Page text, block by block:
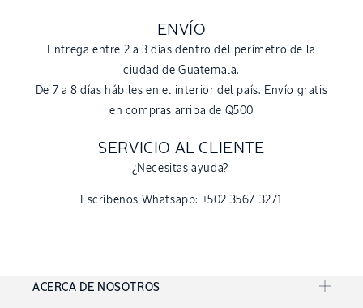
ENVÍO
Entrega entre 2 a 3 días dentro del perímetro de la
ciudad de Guatemala.
De 7 a 8 días hábiles en el interior del país. Envío gratis
en compras arriba de Q500
SERVICIO AL CLIENTE
¿Necesitas ayuda?
Escríbenos Whatsapp: +502 3567-3271
ACERCA DE NOSOTROS